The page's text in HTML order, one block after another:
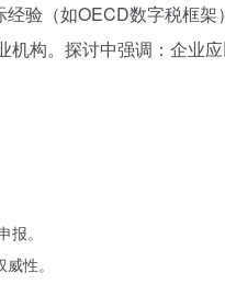
验（如OECD数字税框
构。探讨中强调：企业
。
性。